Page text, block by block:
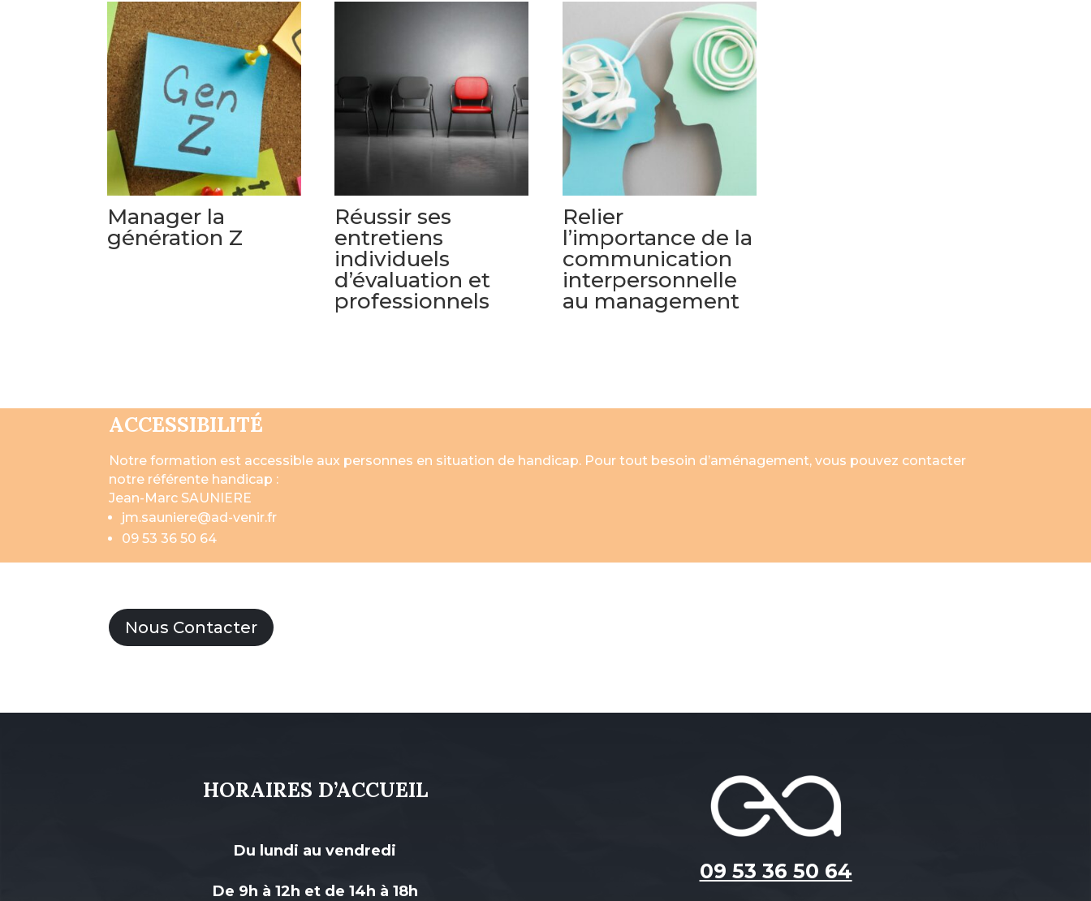
Manager la
génération Z
Réussir ses
entretiens
individuels
d’évaluation et
professionnels
Relier
l’importance de la
communication
interpersonnelle
au management
ACCESSIBILITÉ
Notre formation est accessible aux personnes en situation de handicap. Pour tout besoin d’aménagement, vous pouvez contacter
notre référente handicap :
Jean-Marc SAUNIERE
jm.sauniere@ad-venir.fr
09 53 36 50 64
Nous Contacter
HORAIRES D’ACCUEIL
Du lundi au vendredi
De 9h à 12h et de 14h à 18h
09 53 36 50 64